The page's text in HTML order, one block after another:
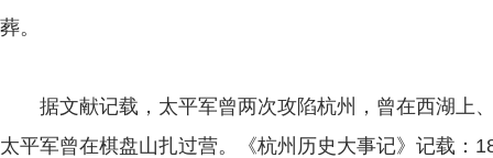
葬。
据文献记载，太平军曾两次攻陷杭州，曾在西湖上
太平军曾在棋盘山扎过营。《杭州历史大事记》记载：